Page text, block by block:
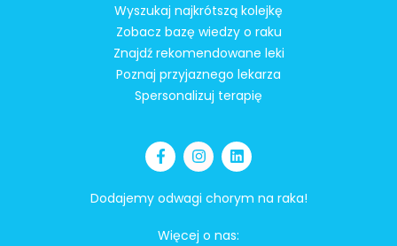
Wyszukaj najkrótszą kolejkę
Zobacz bazę wiedzy o raku
Znajdź rekomendowane leki
Poznaj przyjaznego lekarza
Spersonalizuj terapię
Dodajemy odwagi chorym na raka!
Więcej o nas: